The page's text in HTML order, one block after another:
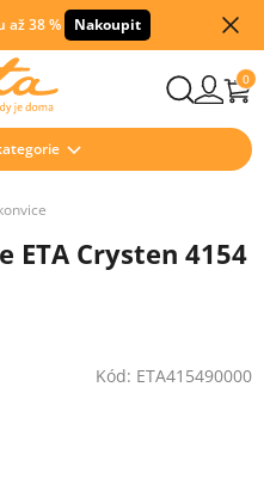
až 38 % Nakoupit
0
ETA Crysten 4154
Kód: ETA415490000